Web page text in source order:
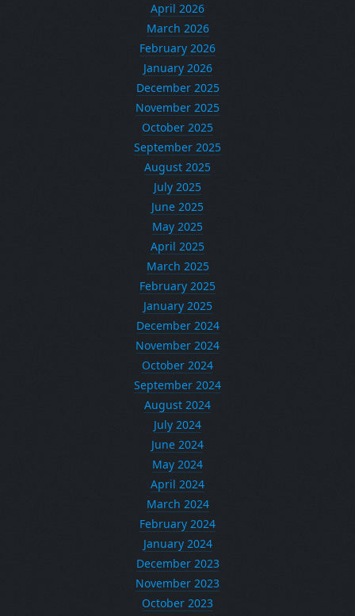
April 2026
March 2026
February 2026
January 2026
December 2025
November 2025
October 2025
September 2025
August 2025
July 2025
June 2025
May 2025
April 2025
March 2025
February 2025
January 2025
December 2024
November 2024
October 2024
September 2024
August 2024
July 2024
June 2024
May 2024
April 2024
March 2024
February 2024
January 2024
December 2023
November 2023
October 2023